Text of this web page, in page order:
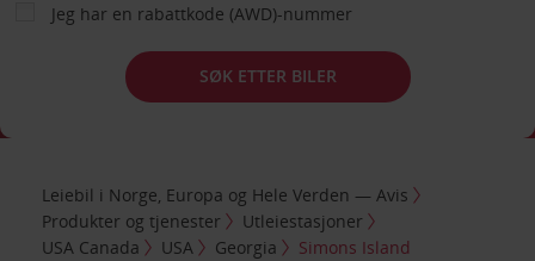
Jeg har en rabattkode (AWD)-nummer
SØK ETTER BILER
Leiebil i Norge, Europa og Hele Verden — Avis
Produkter og tjenester
Utleiestasjoner
USA Canada
USA Georgia Simons Island